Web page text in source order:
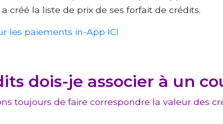
créé la liste de prix de ses forfait de crédits.
les paiements in-App ICI
dois-je associer à un
toujours de faire correspondre la valeur des